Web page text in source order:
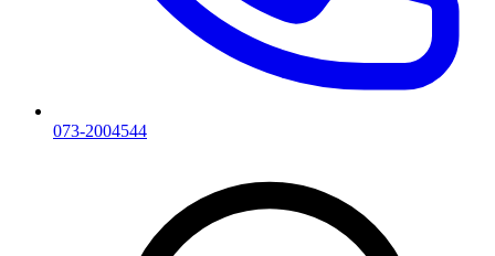
073-2004544